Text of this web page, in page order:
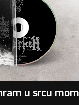
u srcu mom